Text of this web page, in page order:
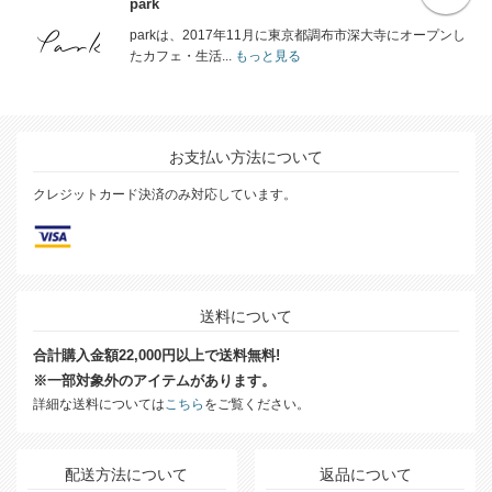
park
parkは、2017年11月に東京都調布市深大寺にオープンし
たカフェ・生活...
もっと見る
お支払い方法について
クレジットカード決済のみ対応しています。
送料について
合計購入金額22,000円以上で送料無料!
※一部対象外のアイテムがあります。
詳細な送料については こちら をご覧ください。
配送方法について 返品について